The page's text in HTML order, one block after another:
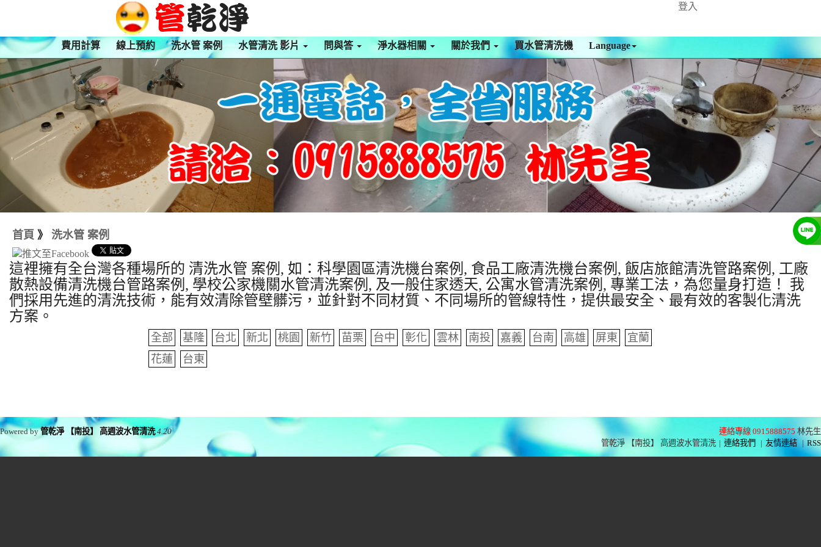
登入
費用計算 線上預約 洗水管 案例 水管清洗 影片 問與答 淨水器相關 關於我們 買水管清洗機 Language
首頁 》 洗水管 案例
這裡擁有全台灣各種場所的 清洗水管 案例, 如：科學園區清洗機台案例, 食品工廠清洗機台案例, 飯店旅館清洗管路案例, 工廠
散熱設備清洗機台管路案例, 學校公家機關水管清洗案例, 及一般住家透天, 公寓水管清洗案例, 專業工法，為您量身打造！ 我
們採用先進的清洗技術，能有效清除管壁髒污，並針對不同材質、不同場所的管線特性，提供最安全、最有效的客製化清洗
方案。
全部 基隆 台北 新北 桃園 新竹 苗栗 台中 彰化 雲林 南投 嘉義 台南 高雄 屏東
宜蘭
花蓮
台東
連絡專線 0915888575 林先生
管乾淨 【南投】 高週波水管清洗 | 連絡我們 | 友情連結 | RSS
Powered by管乾淨 【南投】 高週波水管清洗 4.20